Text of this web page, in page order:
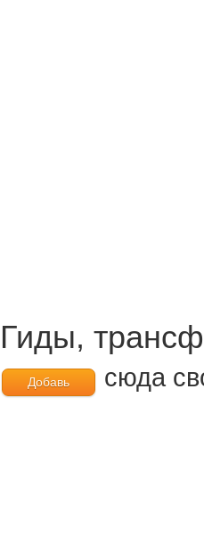
Гиды,
Добавь сюда